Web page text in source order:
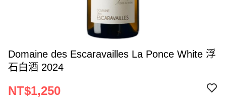
Domaine des Escaravailles La Ponce White 浮
石白酒 2024
NT$1,250